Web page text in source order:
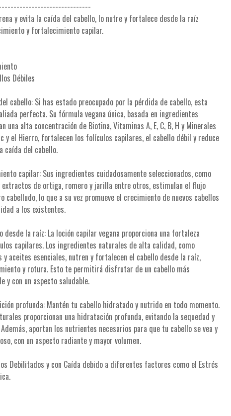
y evita la caída del cabello, lo nutre y fortalece desde la raíz
y fortalecimiento capilar.
Débiles
cabello: Si has estado preocupado por la pérdida de cabello, esta
perfecta. Su fórmula vegana única, basada en ingredientes
una alta concentración de Biotina, Vitaminas A, E, C, B, H y Minerales
y el Hierro, fortalecen los folículos capilares, el cabello débil y reduce
caída del cabello.
capilar: Sus ingredientes cuidadosamente seleccionados, como
extractos de ortiga, romero y jarilla entre otros, estimulan el flujo
cabelludo, lo que a su vez promueve el crecimiento de nuevos cabellos
a los existentes.
desde la raíz: La loción capilar vegana proporciona una fortaleza
capilares. Los ingredientes naturales de alta calidad, como
aceites esenciales, nutren y fortalecen el cabello desde la raíz,
y rotura. Esto te permitirá disfrutar de un cabello más
y con un aspecto saludable.
profunda: Mantén tu cabello hidratado y nutrido en todo momento.
proporcionan una hidratación profunda, evitando la sequedad y
aportan los nutrientes necesarios para que tu cabello se vea y
con un aspecto radiante y mayor volumen.
Debilitados y con Caída debido a diferentes factores como el Estrés